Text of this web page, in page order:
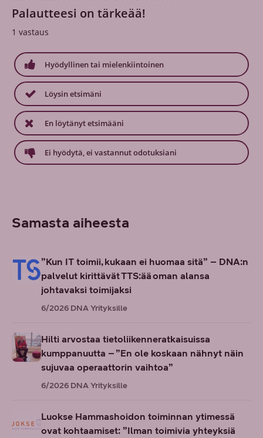
Palautteesi on tärkeää!
1 vastaus
Hyödyllinen tai mielenkiintoinen
Löysin etsimäni
En löytänyt etsimääni
Ei hyödytä, ei vastannut odotuksiani
Samasta aiheesta
”Kun IT toimii, kukaan ei huomaa sitä” – DNA:n
palvelut kirittävät TTS:ää oman alansa
johtavaksi toimijaksi
6/2026 DNA Yrityksille
Hilti arvostaa tietoliikenneratkaisuissa
kumppanuutta – ”En ole koskaan nähnyt näin
sujuvaa operaattorin vaihtoa”
6/2026 DNA Yrityksille
Luokse Hammashoidon toiminnan ytimessä
ovat kohtaamiset: ”Ilman toimivia yhteyksiä